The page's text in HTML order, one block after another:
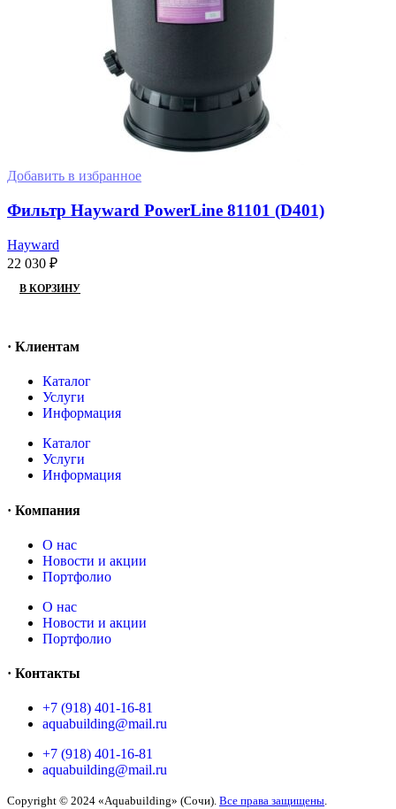
Добавить в избранное
Фильтр Hayward PowerLine 81101 (D401)
Hayward
22 030 ₽
В КОРЗИНУ
· Клиентам
Каталог
Услуги
Информация
Каталог
Услуги
Информация
· Компания
O нас
Новости и акции
Портфолио
O нас
Новости и акции
Портфолио
· Контакты
+7 (918) 401-16-81
aquabuilding@mail.ru
+7 (918) 401-16-81
aquabuilding@mail.ru
Copyright © 2024 «Aquabuilding» (Сочи). Все права защищены.